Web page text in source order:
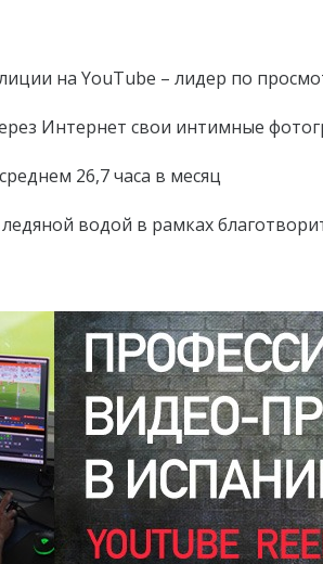
на YouTube – лидер по
Интернет свои интимные
26,7 часа в месяц
водой в рамках